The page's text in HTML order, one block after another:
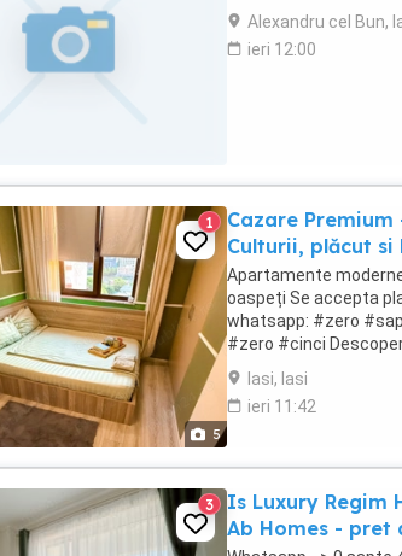
Alexandru cel Bun,
ieri 12:00
5
1
Cazare
Culturii, plăcut
Apartamente
oaspeți Se accepta
whatsapp: #zero
#zero #cinci
Homes, disponibile în
Iasi, Iasi
ieri 11:42
3
Is Luxury Regim
Ab Homes - pret